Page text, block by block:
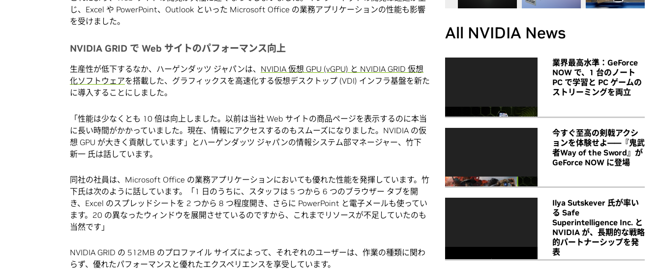
じ、Excel や PowerPoint、Outlook といった Microsoft Office の業務アプリケーションの性能も影響
を受けました。
NVIDIA GRID で Web サイトのパフォーマンス向上
生産性が低下するなか、ハーゲンダッツ ジャパンは、 NVIDIA 仮想 GPU (vGPU) と NVIDIA GRID 仮想
化ソフトウェアを搭載した、グラフィックスを高速化する仮想デスクトップ (VDI) インフラ基盤を新た
に導入することにしました。
「性能は少なくとも 10 倍は向上しました。以前は当社 Web サイトの商品ページを表示するのに本当
に長い時間がかかっていました。現在、情報にアクセスするのもスムーズになりました。NVIDIA の仮
想 GPU が大きく貢献しています」とハーゲンダッツ ジャパンの情報システム部マネージャー、竹下
新一 氏は話しています。
同社の社員は、Microsoft Office の業務アプリケーションにおいても優れた性能を発揮しています。竹
下氏は次のように話しています。「1 日のうちに、スタッフは 5 つから 6 つのブラウザー タブを開
き、Excel のスプレッドシートを 2 つから 8 つ程度開き、さらに PowerPoint と電子メールも使ってい
ます。20 の異なったウィンドウを展開させているのですから、これまでリソースが不足していたのも
当然です」
NVIDIA GRID の 512MB のプロファイル サイズによって、それぞれのユーザーは、作業の種類に関わ
らず、優れたパフォーマンスと優れたエクスペリエンスを享受しています。
All NVIDIA News
業界最高水準：GeForce
NOW で、1 台のノート
PC で学習と PC ゲームの
ストリーミングを両立
今すぐ至高の剣戟アクシ
ョンを体験せよ――『鬼武
者Way of the Sword』が
GeForce NOW に登場
Ilya Sutskever 氏が率い
る Safe
Superintelligence Inc. と
NVIDIA が、長期的な戦略
的パートナーシップを発
表